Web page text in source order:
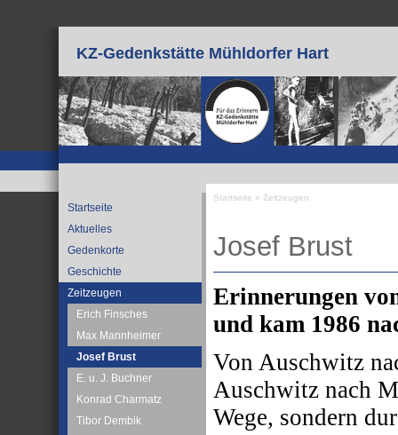
KZ-Gedenkstätte Mühldorfer Hart
Startseite
Aktuelles
Gedenkorte
Geschichte
Zeitzeugen
Erich Finsches
Max Mannheimer
Josef Brust
E. u. J. Buchner
Konrad Charmatz
Tibor Dembik
Startseite » Zeitzeugen
Josef Brust
Erinnerungen
und kam 1986
Von Auschwitz
Auschwitz nach
Wege, sondern